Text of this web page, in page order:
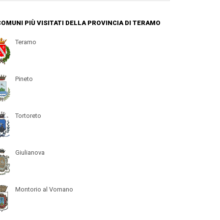
PIÙ VISITATI DELLA PROVINCIA DI TERAMO
Teramo
Pineto
Tortoreto
Giulianova
Montorio al Vomano